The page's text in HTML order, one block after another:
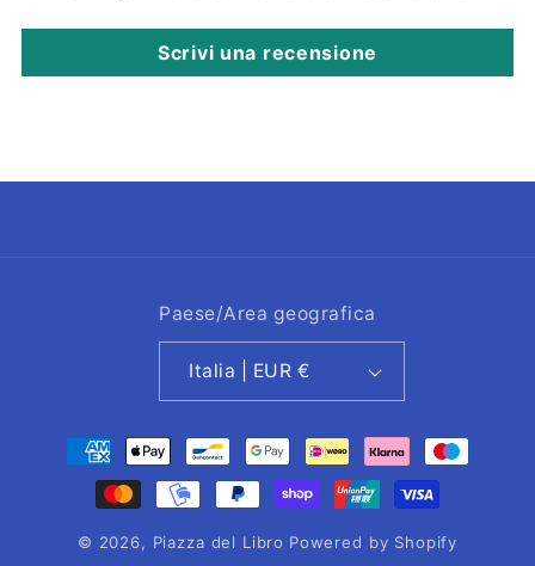
Scrivi una recensione
Paese/Area geografica
Italia | EUR €
Metodi
pagamento
© 2026, Piazza del Libro Powered by Shopify